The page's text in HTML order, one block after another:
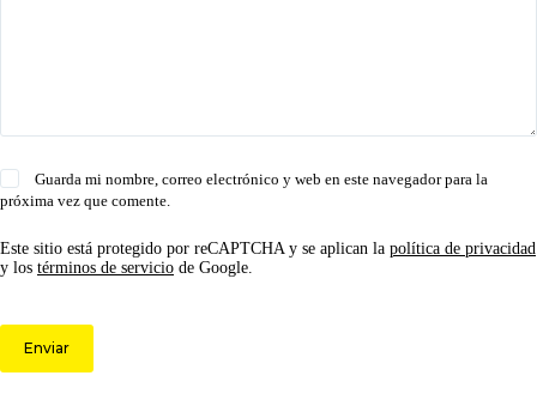
Guarda mi nombre, correo electrónico y web en este navegador para la
próxima vez que comente.
Este sitio está protegido por reCAPTCHA y se aplican la política de privacidad
y los términos de servicio de Google.
Enviar